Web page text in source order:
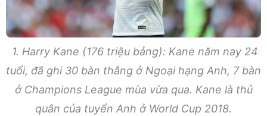
1. Harry Kane (176 triệu bảng): Kane năm nay 24
tuổi, đã ghi 30 bàn thắng ở Ngoại hạng Anh, 7 bàn
ở Champions League mùa vừa qua. Kane là thủ
quân của tuyển Anh ở World Cup 2018.